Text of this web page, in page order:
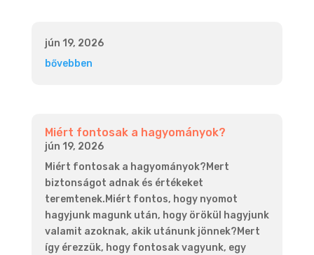
jún 19, 2026
bővebben
Miért fontosak a hagyományok?
jún 19, 2026
Miért fontosak a hagyományok?Mert
biztonságot adnak és értékeket
teremtenek.Miért fontos, hogy nyomot
hagyjunk magunk után, hogy örökül hagyjunk
valamit azoknak, akik utánunk jönnek?Mert
így érezzük, hogy fontosak vagyunk, egy